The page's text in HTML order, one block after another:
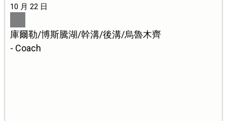
10 月 22 日
庫爾勒/博斯騰湖/幹溝/後溝/烏魯木齊
- Coach